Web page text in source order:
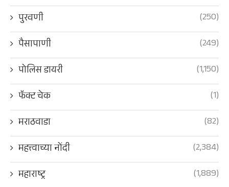
पुरवणी
(250)
पैसापाणी
(249)
पोलिस डायरी
(1,150)
फॅक्ट चेक
(1)
मराठवाडा
(82)
महत्त्वाच्या नोंदी
(2,384)
महाराष्ट्र
(1,889)